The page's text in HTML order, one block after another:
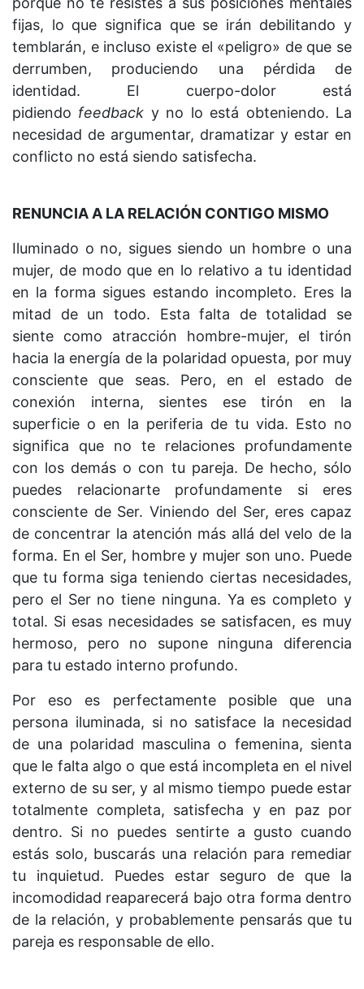
fijas, lo que significa que se irán debilitando y
temblarán, e incluso existe el «peligro» de que se
derrumben, produciendo una pérdida de
identidad. El cuerpo-dolor está
pidiendo feedback y no lo está obteniendo. La
necesidad de argumentar, dramatizar y estar en
conflicto no está siendo satisfecha.
RENUNCIA A LA RELACIÓN CONTIGO MISMO
Iluminado o no, sigues siendo un hombre o una
mujer, de modo que en lo relativo a tu identidad
en la forma sigues estando incompleto. Eres la
mitad de un todo. Esta falta de totalidad se
siente como atracción hombre-mujer, el tirón
hacia la energía de la polaridad opuesta, por muy
consciente que seas. Pero, en el estado de
conexión interna, sientes ese tirón en la
superficie o en la periferia de tu vida. Esto no
significa que no te relaciones profundamente
con los demás o con tu pareja. De hecho, sólo
puedes relacionarte profundamente si eres
consciente de Ser. Viniendo del Ser, eres capaz
de concentrar la atención más allá del velo de la
forma. En el Ser, hombre y mujer son uno. Puede
que tu forma siga teniendo ciertas necesidades,
pero el Ser no tiene ninguna. Ya es completo y
total. Si esas necesidades se satisfacen, es muy
hermoso, pero no supone ninguna diferencia
para tu estado interno profundo.
Por eso es perfectamente posible que una
persona iluminada, si no satisface la necesidad
de una polaridad masculina o femenina, sienta
que le falta algo o que está incompleta en el nivel
externo de su ser, y al mismo tiempo puede estar
totalmente completa, satisfecha y en paz por
dentro. Si no puedes sentirte a gusto cuando
estás solo, buscarás una relación para remediar
tu inquietud. Puedes estar seguro de que la
incomodidad reaparecerá bajo otra forma dentro
de la relación, y probablemente pensarás que tu
pareja es responsable de ello.